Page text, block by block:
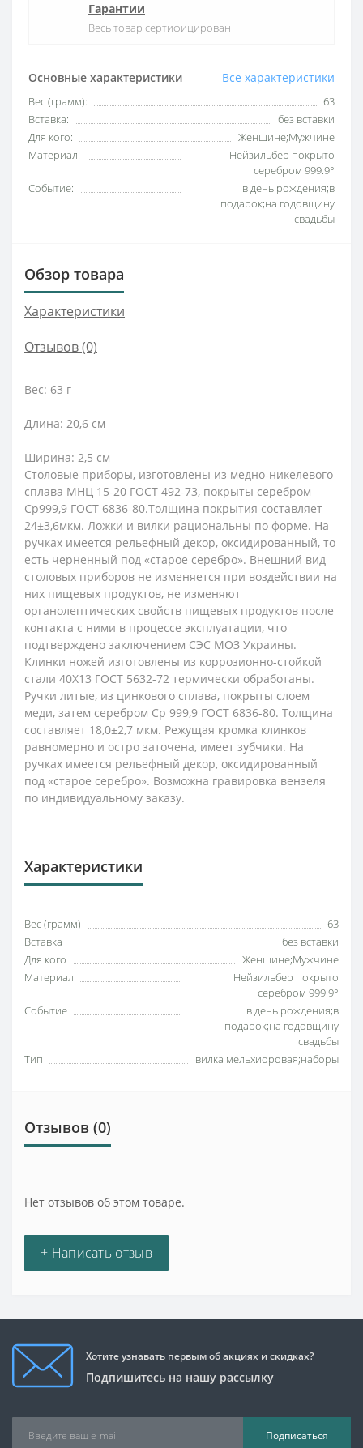
Основные характеристики Все характеристики
Вес (грамм):
63
Вставка:
без вставки
Для кого:
Женщине;Мужчине
Материал:
Нейзильбер покрыто
серебром 999.9°
Событие:
в день рождения;в
подарок;на годовщину
свадьбы
Гарантии
Весь товар сертифицирован
Обзор товара
Характеристики
Отзывов (0)
Вес: 63 г
Длина: 20,6 см
Ширина: 2,5 см
Столовые приборы, изготовлены из медно-никелевого
сплава МНЦ 15-20 ГОСТ 492-73, покрыты серебром
Ср999,9 ГОСТ 6836-80.Толщина покрытия составляет
24±3,6мкм. Ложки и вилки рациональны по форме. На
ручках имеется рельефный декор, оксидированный, то
есть черненный под «старое серебро». Внешний вид
столовых приборов не изменяется при воздействии на
них пищевых продуктов, не изменяют
органолептических свойств пищевых продуктов после
контакта с ними в процессе эксплуатации, что
подтверждено заключением СЭС МОЗ Украины.
Клинки ножей изготовлены из коррозионно-стойкой
стали 40Х13 ГОСТ 5632-72 термически обработаны.
Ручки литые, из цинкового сплава, покрыты слоем
меди, затем серебром Ср 999,9 ГОСТ 6836-80. Толщина
составляет 18,0±2,7 мкм. Режущая кромка клинков
равномерно и остро заточена, имеет зубчики. На
ручках имеется рельефный декор, оксидированный
под «старое серебро». Возможна гравировка вензеля
по индивидуальному заказу.
Характеристики
Вес (грамм)
63
Вставка
без вставки
Для кого
Женщине;Мужчине
Материал
Нейзильбер покрыто
серебром 999.9°
Событие
в день рождения;в
подарок;на годовщину
свадьбы
Тип
вилка мельхиоровая;наборы
Отзывов (0)
Нет отзывов об этом товаре.
+ Написать отзыв
Хотите узнавать первым об акциях и скидках?
Подпишитесь на нашу рассылку
Подписаться